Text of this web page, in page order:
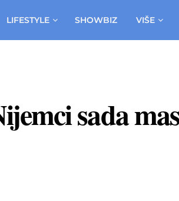
LIFESTYLE SHOWBIZ VIŠE
sada